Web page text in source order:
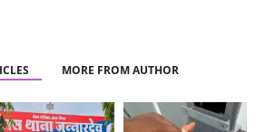
MORE FROM AUTHOR